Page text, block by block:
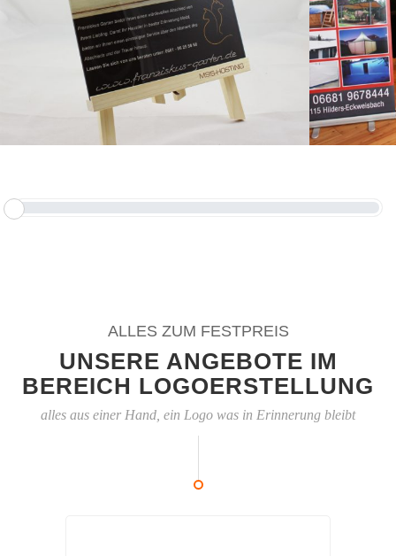
ALLES ZUM FESTPREIS
UNSERE ANGEBOTE IM
BEREICH LOGOERSTELLUNG
alles aus einer Hand, ein Logo was in Erinnerung bleibt